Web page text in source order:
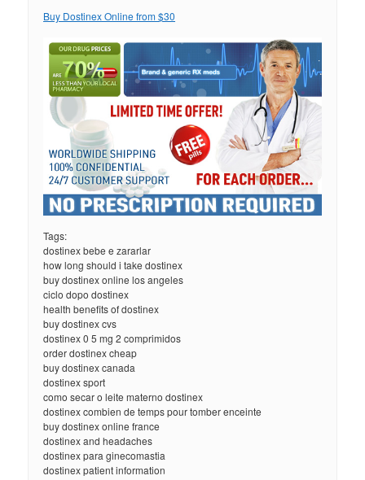
Buy Dostinex Online from $30
Tags:
dostinex bebe e zararlar
how long should i take dostinex
buy dostinex online los angeles
ciclo dopo dostinex
health benefits of dostinex
buy dostinex cvs
dostinex 0 5 mg 2 comprimidos
order dostinex cheap
buy dostinex canada
dostinex sport
como secar o leite materno dostinex
dostinex combien de temps pour tomber enceinte
buy dostinex online france
dostinex and headaches
dostinex para ginecomastia
dostinex patient information